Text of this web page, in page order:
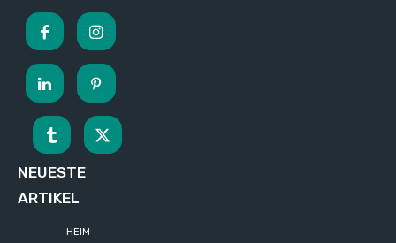
NEUESTE
ARTIKEL
HEIM